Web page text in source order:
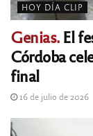
HOY DÍA CLIP
Genias.El
Córdoba
final
16 de julio de 2026